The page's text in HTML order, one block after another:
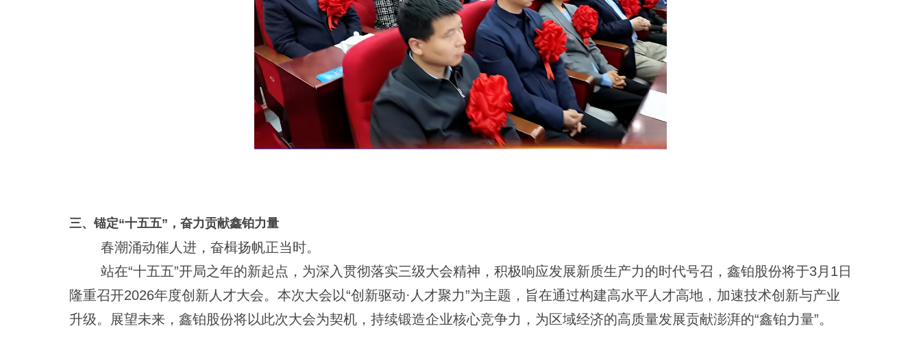
三、锚定“十五五”，奋力贡献鑫铂力量
春潮涌动催人进，奋楫扬帆正当时。
站在“十五五”开局之年的新起点，为深入贯彻落实三级大会精神，积极响应发展新质生产力的时代号召，鑫铂股份将于3月1日
隆重召开2026年度创新人才大会。本次大会以“创新驱动·人才聚力”为主题，旨在通过构建高水平人才高地，加速技术创新与产业
升级。展望未来，鑫铂股份将以此次大会为契机，持续锻造企业核心竞争力，为区域经济的高质量发展贡献澎湃的“鑫铂力量”。